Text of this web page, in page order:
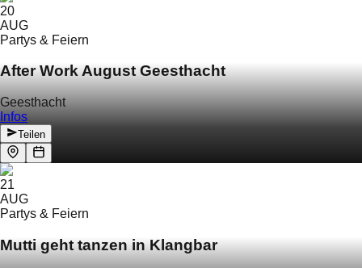
20
AUG
Partys & Feiern
After Work August Geesthacht
Geesthacht
Infos
Teilen
21
AUG
Partys & Feiern
Mutti geht tanzen in Klangbar